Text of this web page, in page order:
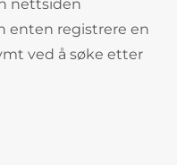
nettsiden
enten registrere en
ved å søke etter